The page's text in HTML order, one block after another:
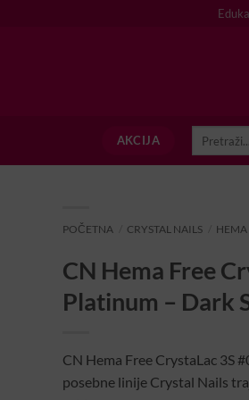
AKCIJA
POČETNA CRYSTAL NAILS HEMA
CN Hema Free
Platinum – Dark
CN Hema Free CrystaLac 3S
posebne linije Crystal Nails